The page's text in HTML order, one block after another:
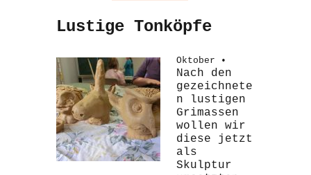
Lustige Tonköpfe
Oktober •
Nach den
gezeichnete
n lustigen
Grimassen
wollen wir
diese jetzt
als
Skulptur